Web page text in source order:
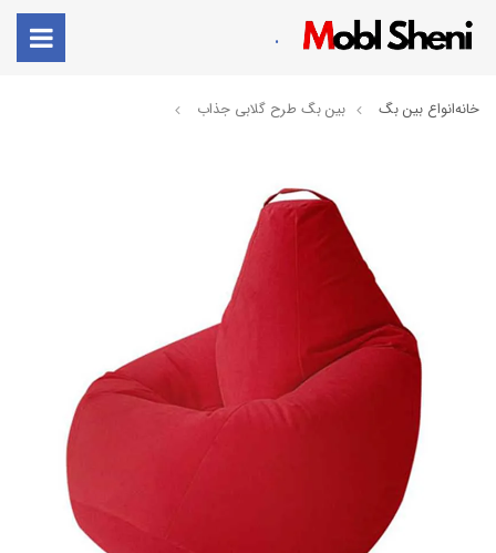
.
خانهانواع بین بگ بین بگ طرح گلابی جذاب